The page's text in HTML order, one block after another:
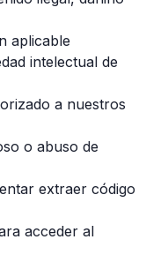
aplicable
intelectual de
a nuestros
o abuso de
extraer código
acceder al